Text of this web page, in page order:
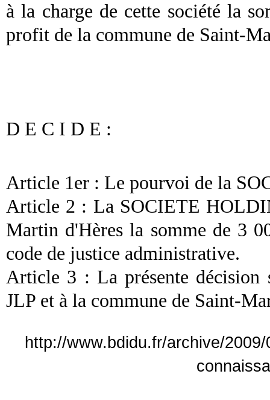
à la charge de cette société la
profit de la commune de Saint-
D E C I D E :
Article 1er : Le pourvoi de la
Article 2 : La SOCIETE
Martin d'Hères la somme de 3
code de justice administrative.
Article 3 : La présente
JLP et à la commune de Saint-
http://www.bdidu.fr/archive/